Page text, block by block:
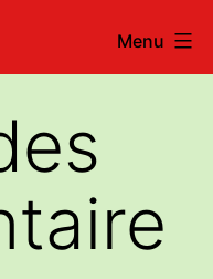
Menu